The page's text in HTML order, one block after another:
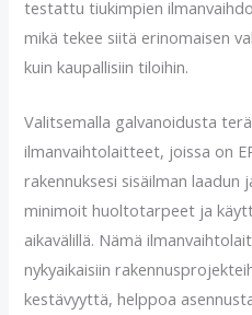
testattu tiukimpien
mikä tekee siitä erinomaisen
kuin kaupallisiin tiloihin.
Valitsemalla galvanoidusta
ilmanvaihtolaitteet, joissa on
rakennuksesi sisäilman laadun
minimoit huoltotarpeet ja
aikavälillä. Nämä
nykyaikaisiin
kestävyyttä, helppoa